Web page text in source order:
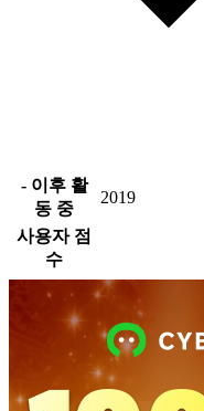
- 이후 활
동 중
2019
사용자 점
수